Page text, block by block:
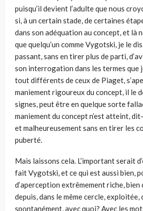
puisqu’il devient l’adulte que nous
si, à un certain stade, de certaines
dans son adéquation au concept, et là
que quelqu’un comme Vygotski, je le
passant, sans en tirer plus de parti,
son inter­rogation dans les termes que
tout différents de ceux de Piaget,
maniement rigoureux du concept, il le
signes, peut être en quelque sorte
maniement du concept n’est atteint,
et malheureusement sans en tirer les
puberté.
Mais laissons cela. L’important serait
fait Vygotski, et ce qui est aussi bien,
d’aperception extrêmement riche, bien
depuis, dans le même cercle, exploitée,
spontanément, avec quoi? Avec les